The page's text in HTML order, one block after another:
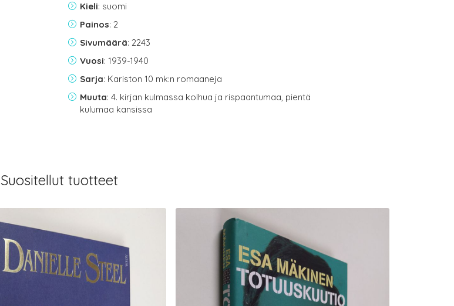
Kieli: suomi
Painos: 2
Sivumäärä: 2243
Vuosi: 1939-1940
Sarja: Kariston 10 mk:n romaaneja
Muuta: 4. kirjan kulmassa kolhua ja rispaantumaa, pientä
kulumaa kansissa
Suositellut tuotteet